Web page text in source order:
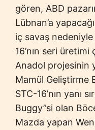
gören, ABD
Lübnan’a
iç savaş
16’nın seri
Anadol projesinin
Mamül Geliştirme
STC-16’nın yanı
Buggy”si olan
Mazda yapan